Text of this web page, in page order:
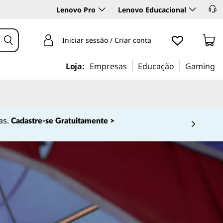
Lenovo Pro Lenovo Educacional
Iniciar sessão / Criar conta
Loja: Empresas Educação Gaming
Cadastre-se Gratuitamente >